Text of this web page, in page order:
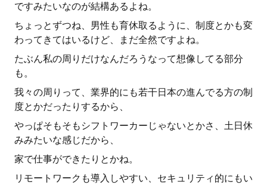
ですみたいなのが結構あるよね。
ちょっとずつね、男性も育休取るように、制度とかも変
わってきてはいるけど、まだ全然ですよね。
たぶん私の周りだけなんだろうなって想像してる部分
も。
我々の周りって、業界的にも若干日本の進んでる方の制
度とかだったりするから、
やっぱそもそもシフトワーカーじゃないとかさ、土日休
みみたいな感じだから、
家で仕事ができたりとかね。
リモートワークも導入しやすい、セキュリティ的にもい